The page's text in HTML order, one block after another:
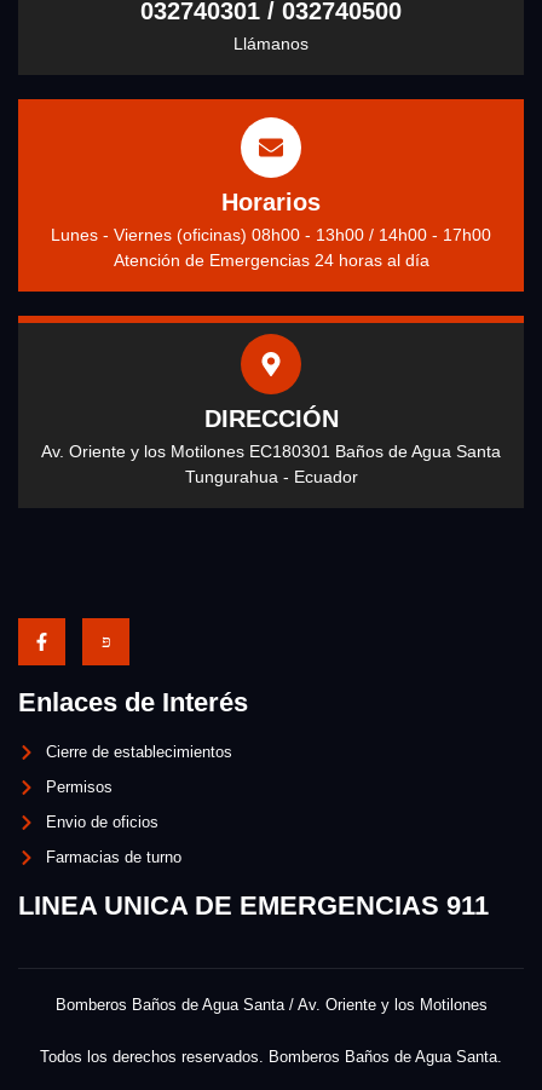
032740301 / 032740500
Llámanos
Horarios
Lunes - Viernes (oficinas) 08h00 - 13h00 / 14h00 - 17h00
Atención de Emergencias 24 horas al día
DIRECCIÓN
Av. Oriente y los Motilones EC180301 Baños de Agua Santa
Tungurahua - Ecuador
Enlaces de Interés
Cierre de establecimientos
Permisos
Envio de oficios
Farmacias de turno
LINEA UNICA DE EMERGENCIAS 911
Bomberos Baños de Agua Santa / Av. Oriente y los Motilones
Todos los derechos reservados. Bomberos Baños de Agua Santa.